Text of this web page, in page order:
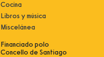
Cocina
Libros y música
Miscelánea
Financiado polo
Concello de Santiago